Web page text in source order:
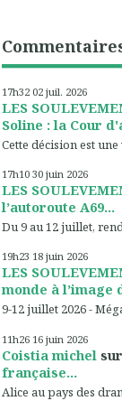
17h32 02 juil. 2026
LES
Soline : la Cour
Cette décision est
17h10 30 juin 2026
LES
l’autoroute A69...
Du 9 au 12 juillet,
19h23 18 juin 2026
LES
monde à l’image
9-12 juillet 2026 -
11h26 16 juin 2026
Coistia michel sur
française...
Alice au pays des